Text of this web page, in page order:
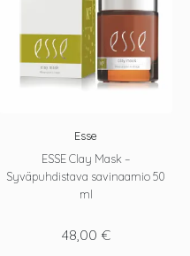
Esse
ESSE Clay Mask –
Syväpuhdistava savinaamio 50
ml
48,00 €